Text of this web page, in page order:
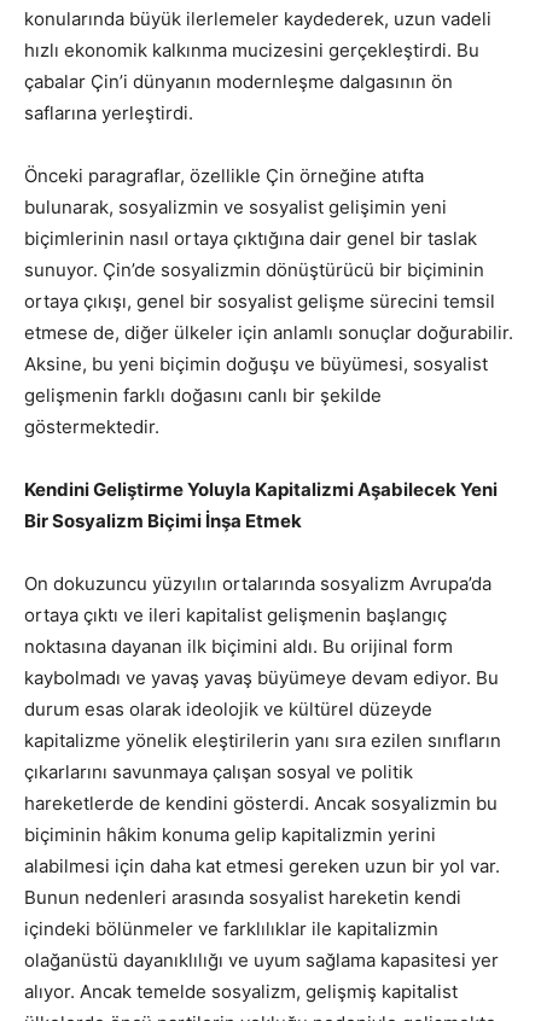
konularında büyük ilerlemeler kaydederek, uzun vadeli
hızlı ekonomik kalkınma mucizesini gerçekleştirdi. Bu
çabalar Çin’i dünyanın modernleşme dalgasının ön
saflarına yerleştirdi.
Önceki paragraflar, özellikle Çin örneğine atıfta
bulunarak, sosyalizmin ve sosyalist gelişimin yeni
biçimlerinin nasıl ortaya çıktığına dair genel bir taslak
sunuyor. Çin’de sosyalizmin dönüştürücü bir biçiminin
ortaya çıkışı, genel bir sosyalist gelişme sürecini temsil
etmese de, diğer ülkeler için anlamlı sonuçlar doğurabilir.
Aksine, bu yeni biçimin doğuşu ve büyümesi, sosyalist
gelişmenin farklı doğasını canlı bir şekilde
göstermektedir.
Kendini Geliştirme Yoluyla Kapitalizmi Aşabilecek Yeni
Bir Sosyalizm Biçimi İnşa Etmek
On dokuzuncu yüzyılın ortalarında sosyalizm Avrupa’da
ortaya çıktı ve ileri kapitalist gelişmenin başlangıç
noktasına dayanan ilk biçimini aldı. Bu orijinal form
kaybolmadı ve yavaş yavaş büyümeye devam ediyor. Bu
durum esas olarak ideolojik ve kültürel düzeyde
kapitalizme yönelik eleştirilerin yanı sıra ezilen sınıfların
çıkarlarını savunmaya çalışan sosyal ve politik
hareketlerde de kendini gösterdi. Ancak sosyalizmin bu
biçiminin hâkim konuma gelip kapitalizmin yerini
alabilmesi için daha kat etmesi gereken uzun bir yol var.
Bunun nedenleri arasında sosyalist hareketin kendi
içindeki bölünmeler ve farklılıklar ile kapitalizmin
olağanüstü dayanıklılığı ve uyum sağlama kapasitesi yer
alıyor. Ancak temelde sosyalizm, gelişmiş kapitalist